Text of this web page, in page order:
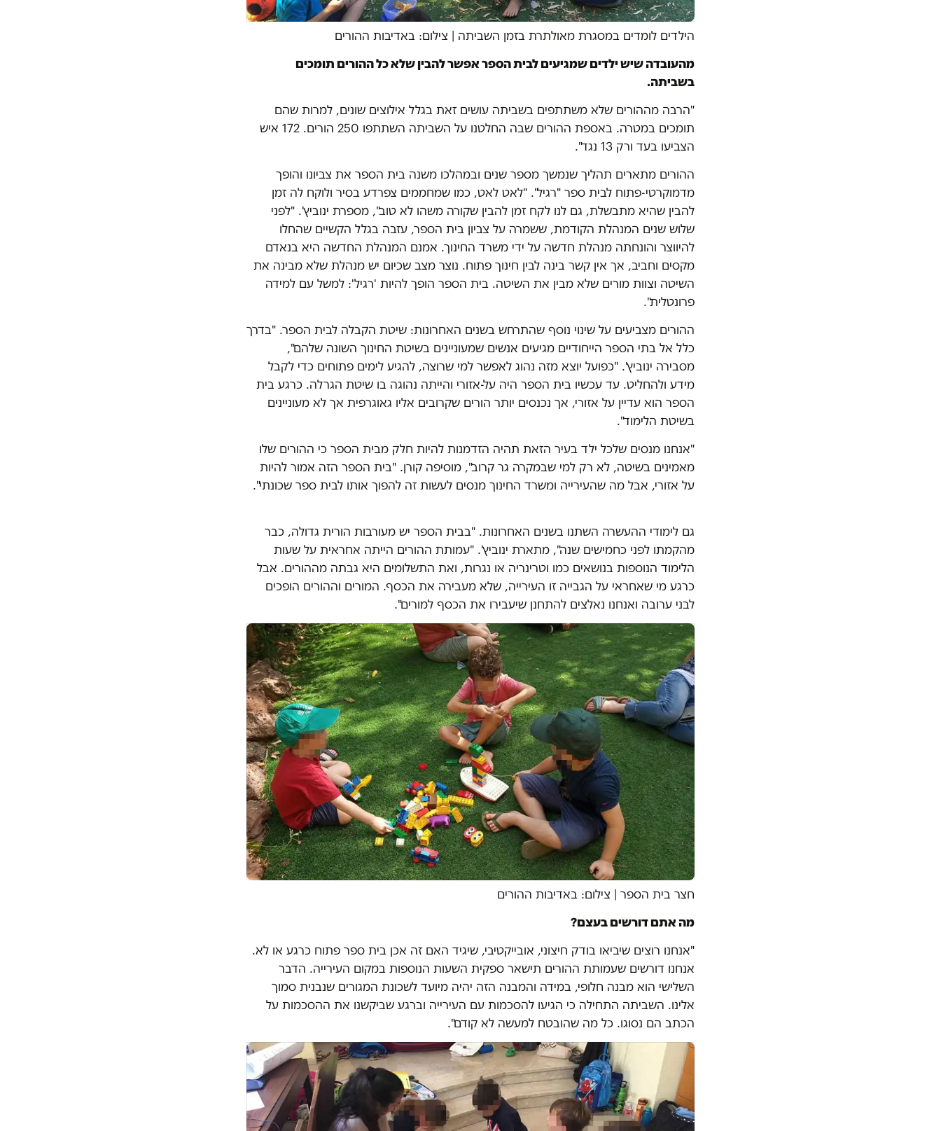
הילדים לומדים במסגרת מאולתרת בזמן השביתה | צילום: באדיבות ההורים
מהעובדה שיש ילדים שמגיעים לבית הספר אפשר להבין שלא כל ההורים תומכים
בשביתה.
"הרבה מההורים שלא משתתפים בשביתה עושים זאת בגלל אילוצים שונים, למרות שהם
תומכים במטרה. באספת ההורים שבה החלטנו על השביתה השתתפו 250 הורים. 172 איש
הצביעו בעד ורק 13 נגד".
ההורים מתארים תהליך שנמשך מספר שנים ובמהלכו משנה בית הספר את צביונו והופך
מדמוקרטי-פתוח לבית ספר "רגיל". "לאט לאט, כמו שמחממים צפרדע בסיר ולוקח לה זמן
להבין שהיא מתבשלת, גם לנו לקח זמן להבין שקורה משהו לא טוב", מספרת ינוביץ'. "לפני
שלוש שנים המנהלת הקודמת, ששמרה על צביון בית הספר, עזבה בגלל הקשיים שהחלו
להיווצר והונחתה מנהלת חדשה על ידי משרד החינוך. אמנם המנהלת החדשה היא בנאדם
מקסים וחביב, אך אין קשר בינה לבין חינוך פתוח. נוצר מצב שכיום יש מנהלת שלא מבינה את
השיטה וצוות מורים שלא מבין את השיטה. בית הספר הופך להיות 'רגיל': למשל עם למידה
פרונטלית".
ההורים מצביעים על שינוי נוסף שהתרחש בשנים האחרונות: שיטת הקבלה לבית הספר. "בדרך
כלל אל בתי הספר הייחודיים מגיעים אנשים שמעוניינים בשיטת החינוך השונה שלהם",
מסבירה ינוביץ'. "כפועל יוצא מזה נהוג לאפשר למי שרוצה, להגיע לימים פתוחים כדי לקבל
מידע ולהחליט. עד עכשיו בית הספר היה על-אזורי והייתה נהוגה בו שיטת הגרלה. כרגע בית
הספר הוא עדיין על אזורי, אך נכנסים יותר הורים שקרובים אליו גאוגרפית אך לא מעוניינים
בשיטת הלימוד".
"אנחנו מנסים שלכל ילד בעיר הזאת תהיה הזדמנות להיות חלק מבית הספר כי ההורים שלו
מאמינים בשיטה, לא רק למי שבמקרה גר קרוב", מוסיפה קורן. "בית הספר הזה אמור להיות
על אזורי, אבל מה שהעירייה ומשרד החינוך מנסים לעשות זה להפוך אותו לבית ספר שכונתי".
גם לימודי ההעשרה השתנו בשנים האחרונות. "בבית הספר יש מעורבות הורית גדולה, כבר
מהקמתו לפני כחמישים שנה", מתארת ינוביץ'. "עמותת ההורים הייתה אחראית על שעות
הלימוד הנוספות בנושאים כמו וטרינריה או נגרות, ואת התשלומים היא גבתה מההורים. אבל
כרגע מי שאחראי על הגבייה זו העירייה, שלא מעבירה את הכסף. המורים וההורים הופכים
לבני ערובה ואנחנו נאלצים להתחנן שיעבירו את הכסף למורים".
חצר בית הספר | צילום: באדיבות ההורים
מה אתם דורשים בעצם?
"אנחנו רוצים שיביאו בודק חיצוני, אובייקטיבי, שיגיד האם זה אכן בית ספר פתוח כרגע או לא.
אנחנו דורשים שעמותת ההורים תישאר ספקית השעות הנוספות במקום העירייה. הדבר
השלישי הוא מבנה חלופי, במידה והמבנה הזה יהיה מיועד לשכונת המגורים שנבנית סמוך
אלינו. השביתה התחילה כי הגיעו להסכמות עם העירייה וברגע שביקשנו את ההסכמות על
הכתב הם נסוגו. כל מה שהובטח למעשה לא קודם".